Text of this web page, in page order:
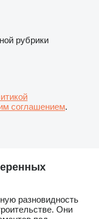
рубрики
соглашением.
разновидность
Они